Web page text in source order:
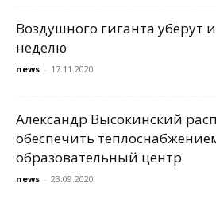
Воздушного гиганта уберут
неделю
news - 17.11.2020
Александр Высокинский
обеспечить
образовательный центр
news - 23.09.2020